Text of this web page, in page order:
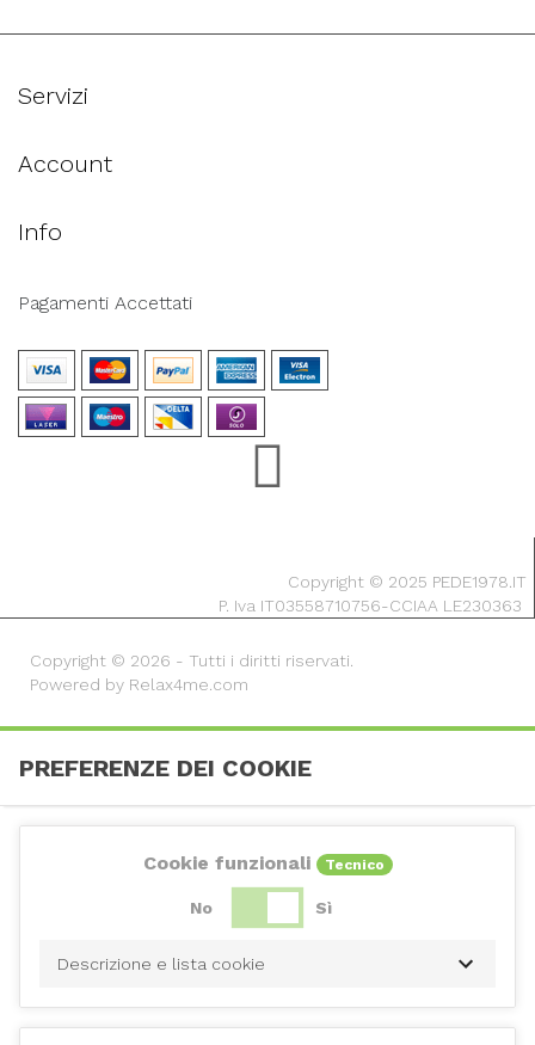
Servizi
Account
Info
Pagamenti Accettati
Copyright © 2025 PEDE1978.IT
P. Iva IT03558710756-CCIAA LE230363
Copyright © 2026 - Tutti i diritti riservati.
Powered by Relax4me.com
PREFERENZE DEI COOKIE
Cookie funzionali Tecnico
No Sì
Descrizione e lista cookie